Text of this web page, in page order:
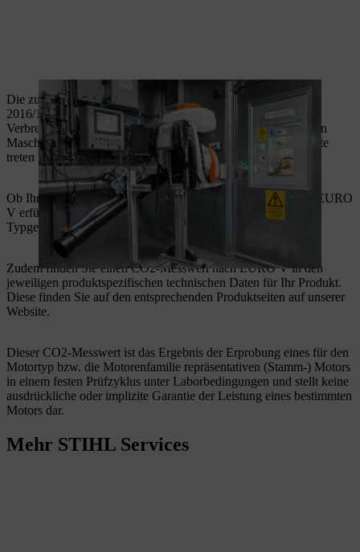
Die zum September 2016 in Kraft getretene EU-Verordnung
2016/1628 EURO V legt neue Emissionsgrenzwerte für
Verbrennungsmotoren (Benzin- und Dieselmotoren) in mobilen
Maschinen und Geräten fest. Diese neuen Emissionsgrenzwerte
treten für alle STIHL Produkte zum 1. Januar 2019 in Kraft.
Ob Ihr STIHL Produkt die neuen Emissionsgrenzwerte nach EURO
V erfüllt, können Sie über das Kürzel „2016/1628“ in der
Typgenehmigungsnummer auf Ihrem Produkt erkennen.
Zudem finden Sie einen CO2-Messwert nach EURO V in den
jeweiligen produktspezifischen technischen Daten für Ihr Produkt.
Diese finden Sie auf den entsprechenden Produktseiten auf unserer
Website.
Dieser CO2-Messwert ist das Ergebnis der Erprobung eines für den
Motortyp bzw. die Motorenfamilie repräsentativen (Stamm-) Motors
in einem festen Prüfzyklus unter Laborbedingungen und stellt keine
ausdrückliche oder implizite Garantie der Leistung eines bestimmten
Motors dar.
Mehr STIHL Services